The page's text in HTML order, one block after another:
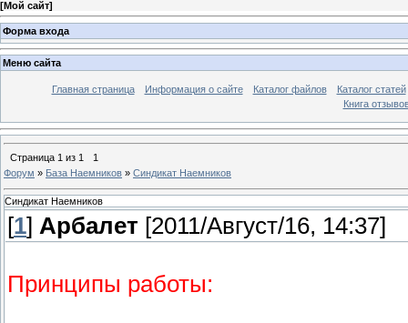
[Мой сайт]
Форма входа
Меню сайта
Главная страница Информация о сайте Каталог файлов
Каталог статей
Книга
Страница 1 из 1
1
Форум » База Наемников » Синдикат Наемников
Синдикат Наемников
[1] Арбалет [2011/Август/16, 14:37]
Принципы работы: